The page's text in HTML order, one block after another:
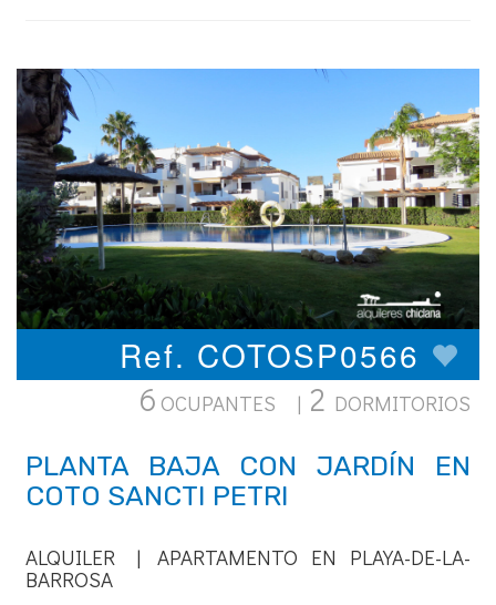
Ref. COTOSP0566
6 OCUPANTES | 2 DORMITORIOS
PLANTA BAJA CON JARDÍN EN
COTO SANCTI PETRI
ALQUILER | APARTAMENTO EN PLAYA-DE-LA-
BARROSA